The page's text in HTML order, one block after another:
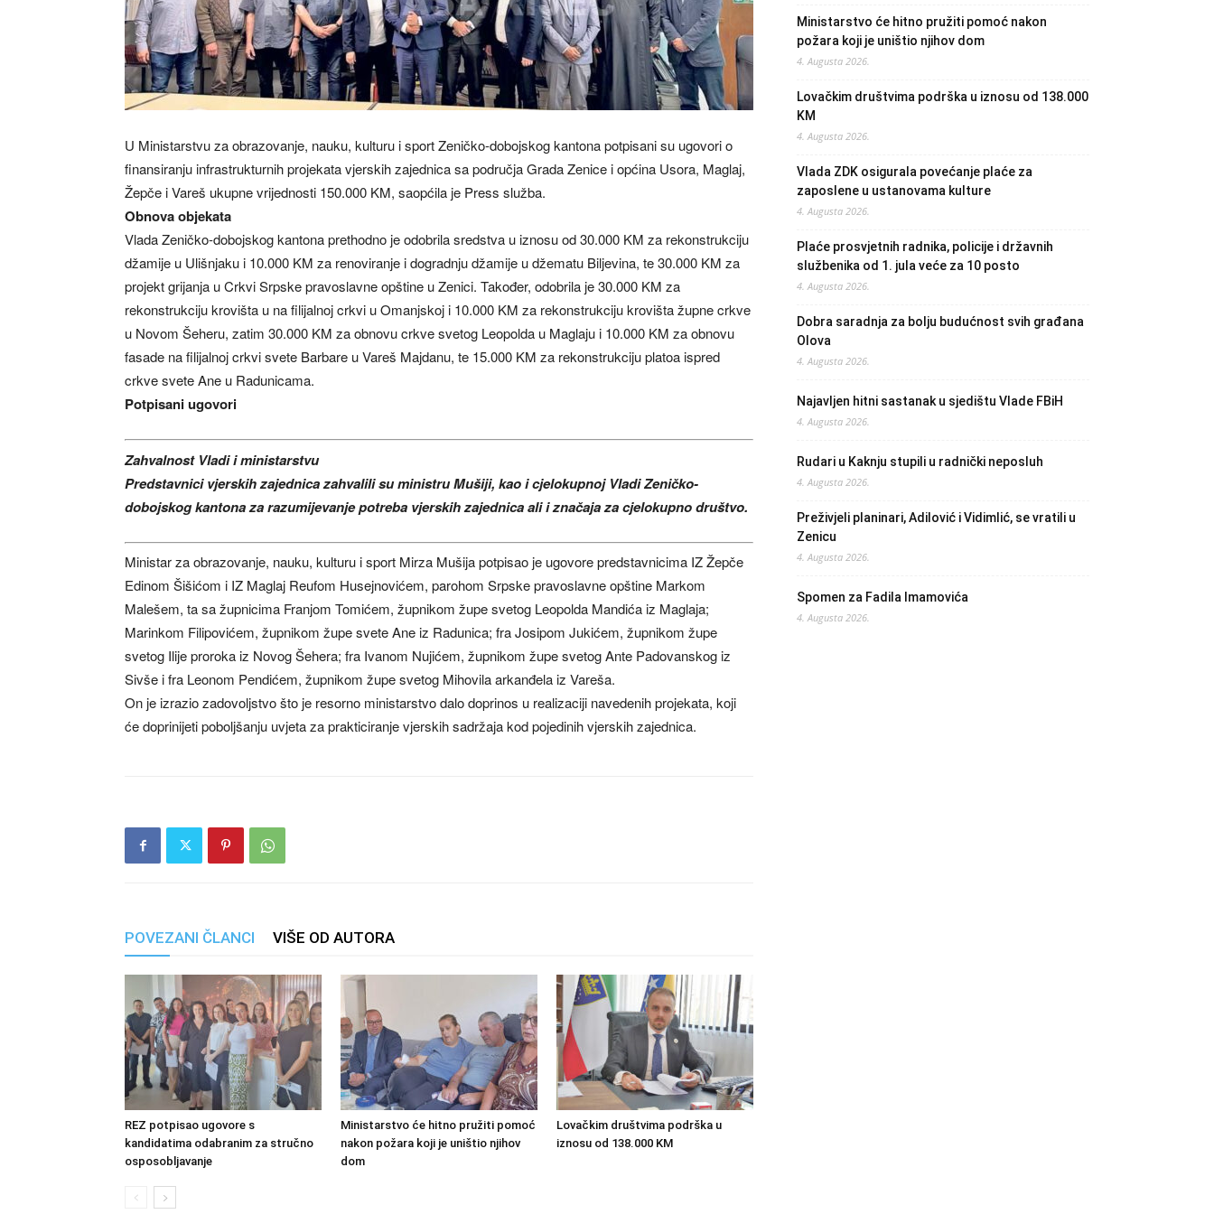
U Ministarstvu za obrazovanje, nauku, kulturu i sport Zeničko-dobojskog kantona potpisani su ugovori o
finansiranju infrastrukturnih projekata vjerskih zajednica sa područja Grada Zenice i općina Usora, Maglaj,
Žepče i Vareš ukupne vrijednosti 150.000 KM, saopćila je Press služba.
Obnova objekata
Vlada Zeničko-dobojskog kantona prethodno je odobrila sredstva u iznosu od 30.000 KM za rekonstrukciju
džamije u Ulišnjaku i 10.000 KM za renoviranje i dogradnju džamije u džematu Biljevina, te 30.000 KM za
projekt grijanja u Crkvi Srpske pravoslavne opštine u Zenici. Također, odobrila je 30.000 KM za
rekonstrukciju krovišta u na filijalnoj crkvi u Omanjskoj i 10.000 KM za rekonstrukciju krovišta župne crkve
u Novom Šeheru, zatim 30.000 KM za obnovu crkve svetog Leopolda u Maglaju i 10.000 KM za obnovu
fasade na filijalnoj crkvi svete Barbare u Vareš Majdanu, te 15.000 KM za rekonstrukciju platoa ispred
crkve svete Ane u Radunicama.
Potpisani ugovori
Zahvalnost Vladi i ministarstvu
Predstavnici vjerskih zajednica zahvalili su ministru Mušiji, kao i cjelokupnoj Vladi Zeničko-
dobojskog kantona za razumijevanje potreba vjerskih zajednica ali i značaja za cjelokupno društvo.
Ministar za obrazovanje, nauku, kulturu i sport Mirza Mušija potpisao je ugovore predstavnicima IZ Žepče
Edinom Šišićom i IZ Maglaj Reufom Husejnovićem, parohom Srpske pravoslavne opštine Markom
Malešem, ta sa župnicima Franjom Tomićem, župnikom župe svetog Leopolda Mandića iz Maglaja;
Marinkom Filipovićem, župnikom župe svete Ane iz Radunica; fra Josipom Jukićem, župnikom župe
svetog Ilije proroka iz Novog Šehera; fra Ivanom Nujićem, župnikom župe svetog Ante Padovanskog iz
Sivše i fra Leonom Pendićem, župnikom župe svetog Mihovila arkanđela iz Vareša.
On je izrazio zadovoljstvo što je resorno ministarstvo dalo doprinos u realizaciji navedenih projekata, koji
će doprinijeti poboljšanju uvjeta za prakticiranje vjerskih sadržaja kod pojedinih vjerskih zajednica.
POVEZANI ČLANCI VIŠE OD AUTORA
REZ potpisao ugovore s
kandidatima odabranim za stručno
osposobljavanje
Ministarstvo će hitno pružiti pomoć
nakon požara koji je uništio njihov
dom
Lovačkim društvima podrška u
iznosu od 138.000 KM
Ministarstvo će hitno pružiti pomoć nakon
požara koji je uništio njihov dom
4. Augusta 2026.
Lovačkim društvima podrška u iznosu od 138.000
KM
4. Augusta 2026.
Vlada ZDK osigurala povećanje plaće za
zaposlene u ustanovama kulture
4. Augusta 2026.
Plaće prosvjetnih radnika, policije i državnih
službenika od 1. jula veće za 10 posto
4. Augusta 2026.
Dobra saradnja za bolju budućnost svih građana
Olova
4. Augusta 2026.
Najavljen hitni sastanak u sjedištu Vlade FBiH
4. Augusta 2026.
Rudari u Kaknju stupili u radnički neposluh
4. Augusta 2026.
Preživjeli planinari, Adilović i Vidimlić, se vratili u
Zenicu
4. Augusta 2026.
Spomen za Fadila Imamovića
4. Augusta 2026.